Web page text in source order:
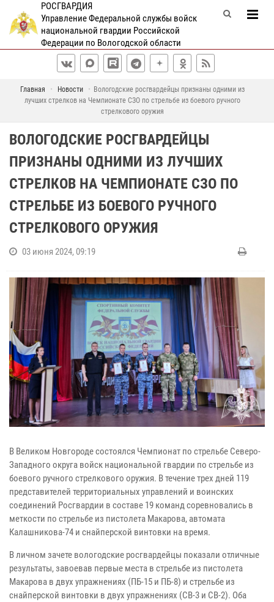
РОСГВАРДИЯ
Управление Федеральной службы войск
национальной гвардии Российской
Федерации по Вологодской области
Главная Новости
Вологодские росгвардейцы признаны одними из
лучших стрелков на Чемпионате СЗО по стрельбе из боевого ручного
стрелкового оружия
ВОЛОГОДСКИЕ РОСГВАРДЕЙЦЫ
ПРИЗНАНЫ ОДНИМИ ИЗ ЛУЧШИХ
СТРЕЛКОВ НА ЧЕМПИОНАТЕ СЗО ПО
СТРЕЛЬБЕ ИЗ БОЕВОГО РУЧНОГО
СТРЕЛКОВОГО ОРУЖИЯ
03 июня 2024, 09:19
В Великом Новгороде состоялся Чемпионат по стрельбе Северо-
Западного округа войск национальной гвардии по стрельбе из
боевого ручного стрелкового оружия. В течение трех дней 119
представителей территориальных управлений и воинских
соединений Росгвардии в составе 19 команд соревновались в
меткости по стрельбе из пистолета Макарова, автомата
Калашникова-74 и снайперской винтовки на время.
В личном зачете вологодские росгвардейцы показали отличные
результаты, завоевав первые места в стрельбе из пистолета
Макарова в двух упражнениях (ПБ-15 и ПБ-8) и стрельбе из
снайперской винтовки в двух упражнениях (СВ-3 и СВ-2). Оба